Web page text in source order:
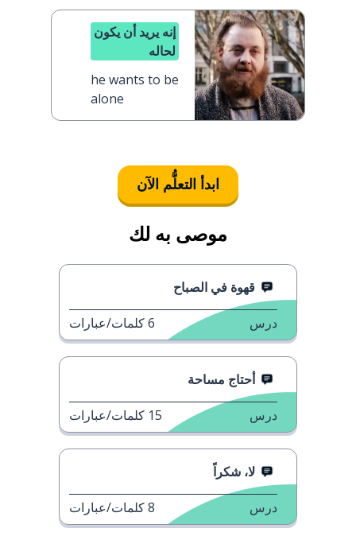
إنه يريد أن يكون
لحاله
he wants to be
alone
ابدأ التعلُّم الآن
موصى به لك
قهوة في الصباح
درس 6كلمات/عبارات
أحتاج مساحة
درس 15 كلمات/عبارات
لا، شكراً
درس 8كلمات/عبارات